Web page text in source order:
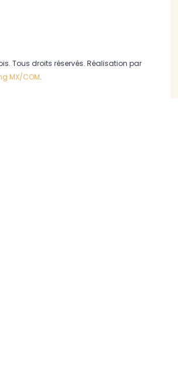
Tous droits réservés. Réalisation par
MX/COM.